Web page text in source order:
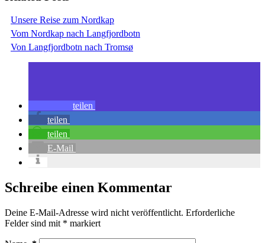
Unsere Reise zum Nordkap
Vom Nordkap nach Langfjordbotn
Von Langfjordbotn nach Tromsø
teilen
teilen
teilen
E-Mail
Schreibe einen Kommentar
Deine E-Mail-Adresse wird nicht veröffentlicht. Erforderliche
Felder sind mit * markiert